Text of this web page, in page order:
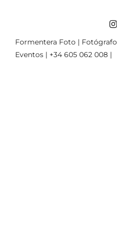
Formentera Foto |
Eventos | +34 605 062 008 |